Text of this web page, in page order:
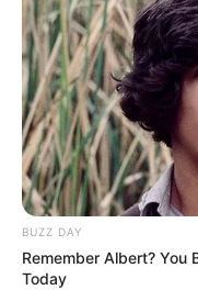
BUZZ DAY
Remember Albert? You
Today